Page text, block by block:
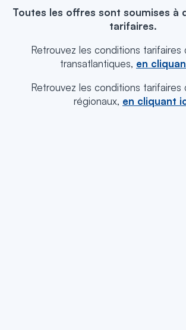
Toutes les offres sont soumises à
tarifaires.
Retrouvez les conditions tarifaires
transatlantiques, en
Retrouvez les conditions tarifaires
régionaux, en cliquant